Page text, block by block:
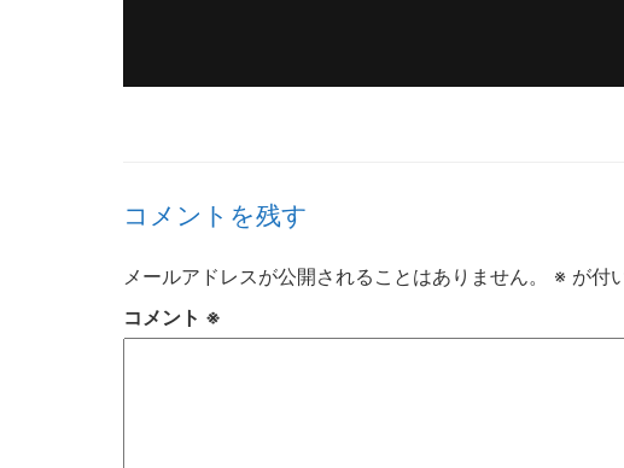
コメントを残す
メールアドレスが公開されることはありません。 ※ が付
コメント ※